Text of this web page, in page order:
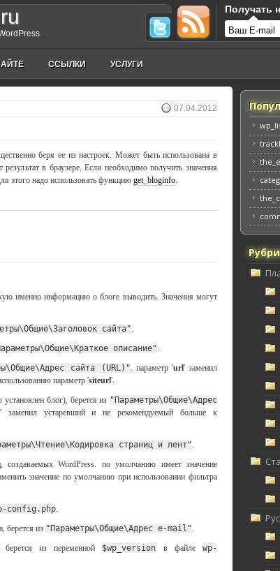
ССЫЛКИ УСЛУГИ
Получать
07.04.2012
беря ее из настроек. Может быть использована в
в браузере. Если необходимо получить значения
этого надо использовать функцию get_bloginfo.
именно информацию о блоге выводить. Значения могут
сайта".
описание".
сайта (URL)". параметр 'url' заменил
параметр 'siteurl'.
блог), берется из "Параметры\Общие\Адрес
' заменил устаревший и не рекомендуемый больше к
страниц и лент".
WordPress. по умолчанию имеет значение
значение по умолчанию при использовании фильтра
config.php.
берется из "Параметры\Общие\Адрес e-mail".
из переменной $wp_version в файлеwp-